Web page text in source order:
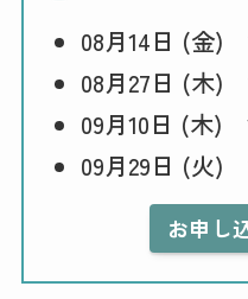
08月14日 (金)
08月27日 (木)
09月10日 (木)
09月29日 (火)
お申し